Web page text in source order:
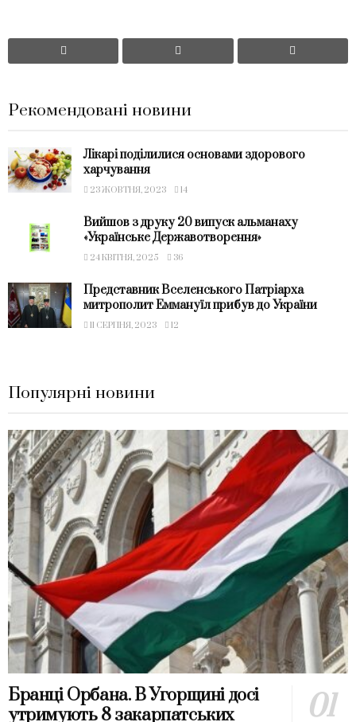
Рекомендовані новини
Лікарі поділилися основами здорового
харчування
23 ЖОВТНЯ, 2023 14
Вийшов з друку 20 випуск альманаху
«Українське Державотворення»
24 КВІТНЯ, 2025 36
Представник Вселенського Патріарха
митрополит Еммануїл прибув до України
11 СЕРПНЯ, 2023 12
Популярні новини
Бранці Орбана. В Угорщині досі
утримують 8 закарпатських